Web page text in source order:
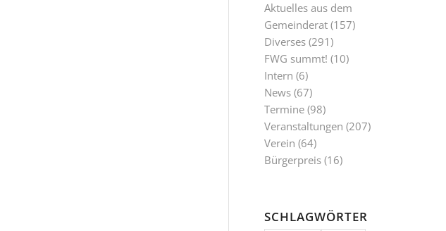
Aktuelles aus dem
Gemeinderat (157)
Diverses (291)
FWG summt! (10)
Intern (6)
News (67)
Termine (98)
Veranstaltungen (207)
Verein (64)
Bürgerpreis (16)
SCHLAGWÖRTER